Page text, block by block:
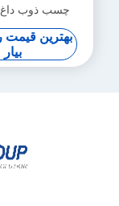
چسب ذوب داغ
پوشش های
مرطوب
بهترین قیمت
بیار